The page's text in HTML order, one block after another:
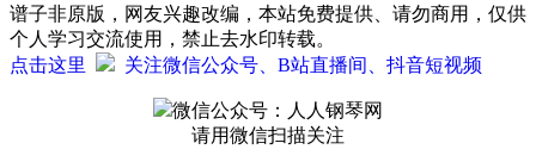
谱子非原版，网友兴趣改编，本站免费提供、请勿商用，仅供
个人学习交流使用，禁止去水印转载。
点击这里
关注微信公众号、B站直播间、抖音短视频
微信公众号：人人钢琴网
请用微信扫描关注